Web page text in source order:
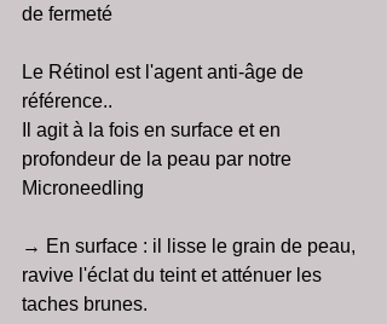
de fermeté
Le Rétinol est l'agent anti-âge de
référence..
Il agit à la fois en surface et en
profondeur de la peau par notre
Microneedling
→ En surface : il lisse le grain de peau,
ravive l'éclat du teint et atténuer les
taches brunes.